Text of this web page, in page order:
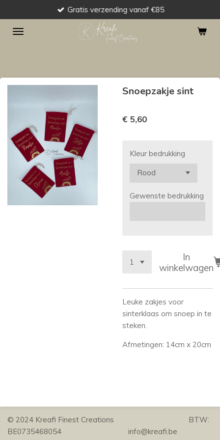
direct
naar
Gratis verzending vanaf €85
Snoepzakje sint
€ 5,60
Kleur bedrukking
Gewenste bedrukking
In
winkelwagen
Leuke zakjes voor
sinterklaas om snoep in te
steken.
Afmetingen: 14cm x 20cm
© 2024 Kreafi Finest Creations BTW:
BE0735468054 info@kreafi.be